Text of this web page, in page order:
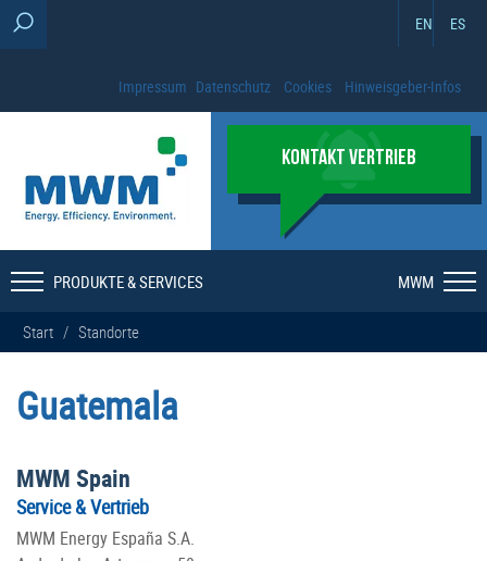
EN ES
Impressum Datenschutz Cookies Hinweisgeber-Infos
KONTAKT VERTRIEB
PRODUKTE & SERVICES MWM
Start / Standorte
Guatemala
MWM Spain
Service & Vertrieb
MWM Energy España S.A.